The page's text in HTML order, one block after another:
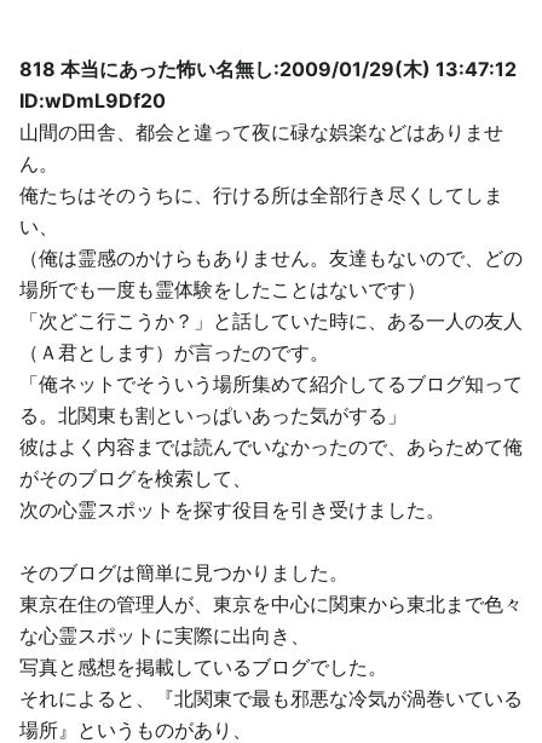
818 本当にあった怖い名無し:2009/01/29(木) 13:47:12
ID:wDmL9Df20
山間の田舎、都会と違って夜に碌な娯楽などはありませ
ん。
俺たちはそのうちに、行ける所は全部行き尽くしてしま
い、
（俺は霊感のかけらもありません。友達もないので、どの
場所でも一度も霊体験をしたことはないです）
「次どこ行こうか？」と話していた時に、ある一人の友人
（Ａ君とします）が言ったのです。
「俺ネットでそういう場所集めて紹介してるブログ知って
る。北関東も割といっぱいあった気がする」
彼はよく内容までは読んでいなかったので、あらためて俺
がそのブログを検索して、
次の心霊スポットを探す役目を引き受けました。
そのブログは簡単に見つかりました。
東京在住の管理人が、東京を中心に関東から東北まで色々
な心霊スポットに実際に出向き、
写真と感想を掲載しているブログでした。
それによると、『北関東で最も邪悪な冷気が渦巻いている
場所』というものがあり、